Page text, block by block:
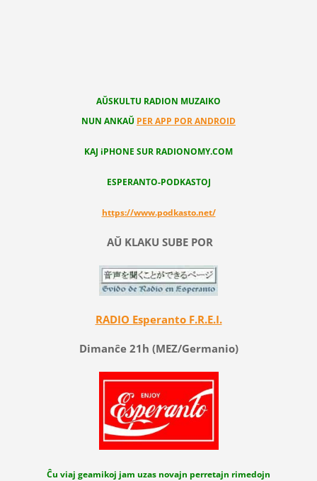
AŬSKULTU RADION MUZAIKO
NUN ANKAŬ PER APP POR ANDROID
KAJ iPHONE SUR RADIONOMY.COM
ESPERANTO-PODKASTOJ
https://www.podkasto.net/
AŬ KLAKU SUBE POR
RADIO Esperanto F.R.E.I.
Dimanĉe 21h (MEZ/Germanio)
Ĉu viaj geamikoj jam uzas novajn perretajn rimedojn